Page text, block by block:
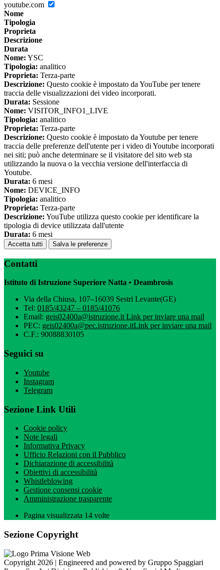
youtube.com
Nome
Tipologia
Proprieta
Descrizione
Durata
Nome: YSC
Tipologia: analitico
Proprieta: Terza-parte
Descrizione: Questo cookie è impostato da YouTube per tenere
traccia delle visualizzazioni dei video incorporati.
Durata: Sessione
Nome: VISITOR_INFO1_LIVE
Tipologia: analitico
Proprieta: Terza-parte
Descrizione: Questo cookie è impostato da Youtube per tenere
traccia delle preferenze dell'utente per i video di Youtube incorporati
nei siti; può anche determinare se il visitatore del sito web sta
utilizzando la nuova o la vecchia versione dell'interfaccia di
Youtube.
Durata: 6 mesi
Nome: DEVICE_INFO
Tipologia: analitico
Proprieta: Terza-parte
Descrizione: YouTube utilizza questo cookie per identificare la
tipologia di device utilizzata dall'utente
Durata: 6 mesi
Accetta tutti Salva le preferenze
Contatti
Istituto di Istruzione Superiore Natta • Deambrosis
Via della Chiusa, 107–16039 Sestri Levante(GE)
Tel: 0185/43247 – 0185/41076
Email: geis02400a@istruzione.itLink per inviare una mail
PEC: geis02400a@pec.istruzione.itLink per inviare una mail
C.F.: 90088830105
Seguici su
Youtube
Instagram
Telegram
Sezione Link Utili
Cookie policy
Note legali
Informativa Privacy
Ufficio Relazioni con il Pubblico
Dichiarazione di accessibilità
Obiettivi di accessibilità
Whistleblowing
Gestione consensi cookie
Amministrazione trasparente
Pagina visualizzata 14 volte
Sezione Copyright
Copyright 2026 | Engineered and powered by Gruppo Spaggiari